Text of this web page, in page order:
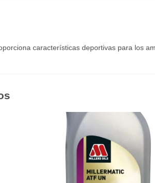
características deportivas para los